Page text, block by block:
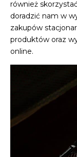
również
doradzić nam w
zakupów
produktów oraz
online.